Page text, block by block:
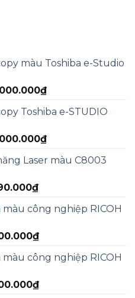
màu Toshiba e-Studio
₫Giá
tại
13.000.000₫.
Toshiba e-STUDIO
₫Giá
tại
Laser màu C8003
₫Giá
tại
4.990.000₫.
công nghiệp RICOH
₫Giá
tại
3.000.000₫.
công nghiệp RICOH
₫Giá